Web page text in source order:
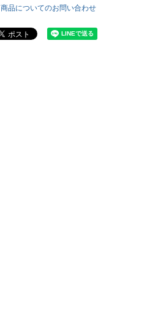
商品についてのお問い合わせ